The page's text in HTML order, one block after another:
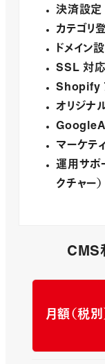
決済設定
カテゴリ
ドメイン
SSL 対応
Shopify
オリジナ
マーケテ
運用サポ
クチャー）
CMS
月額（税別